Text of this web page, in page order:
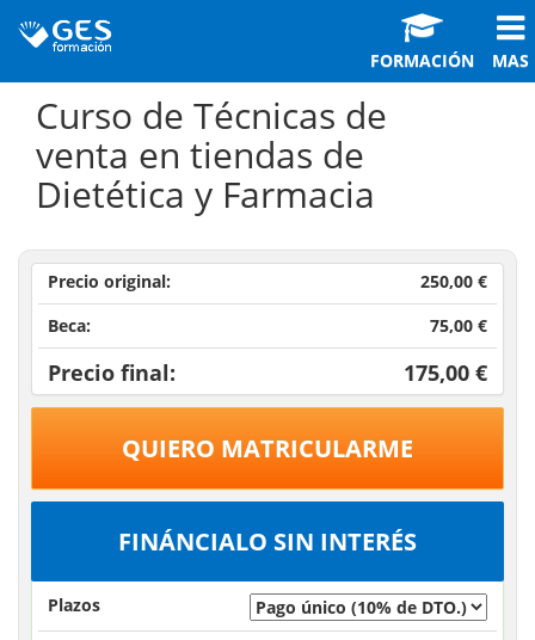
FORMACIÓN MAS
Curso de Técnicas de
venta en tiendas de
Dietética y Farmacia
Precio original:
250,00 €
Beca:
75,00 €
Precio final: 175,00 €
QUIERO MATRICULARME
FINÁNCIALO SIN INTERÉS
Plazos